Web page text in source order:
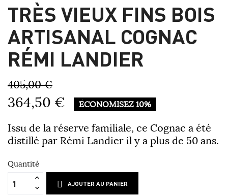
TRÈS VIEUX FINS BOIS
ARTISANAL COGNAC
RÉMI LANDIER
405,00 €
364,50 € ÉCONOMISEZ 10%
Issu de la réserve familiale, ce Cognac a été
distillé par Rémi Landier il y a plus de 50 ans.
Quantité
AJOUTER AU PANIER